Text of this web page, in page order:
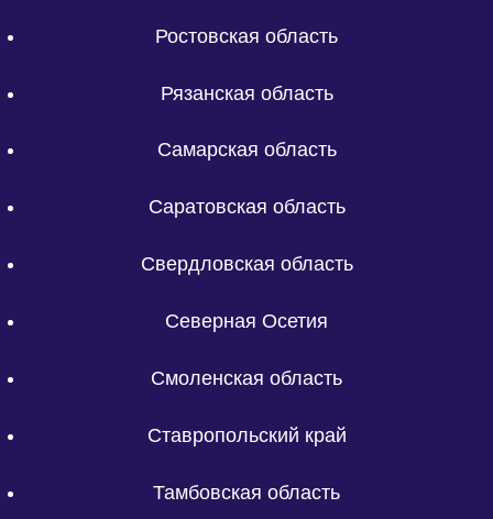
Ростовская область
Рязанская область
Самарская область
Саратовская область
Свердловская область
Северная Осетия
Смоленская область
Ставропольский край
Тамбовская область